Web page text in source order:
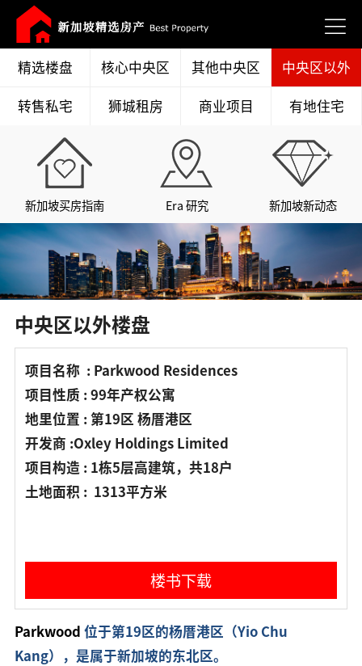
精选楼盘 核心中央区 其他中央区
中央区以外
转售私宅
狮城租房 商业项目 有地住宅
新加坡买房指南 Era 研究 新加坡新动态
中央区以外楼盘
项目名称 : Parkwood Residences
项目性质 : 99年产权公寓
地里位置 : 第19区 杨厝港区
开发商 :Oxley Holdings Limited
项目构造 : 1栋5层高建筑，共18户
土地面积 : 1313平方米
楼书下载
Parkwood 位于第19区的杨厝港区（Yio Chu
Kang），是属于新加坡的东北区。